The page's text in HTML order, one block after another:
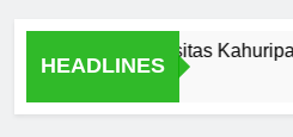
HEADLINES
of Universitas Kahuripan